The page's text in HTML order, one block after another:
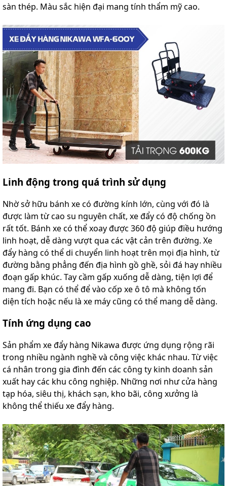
sàn thép. Màu sắc hiện đại mang tính thẩm mỹ cao.
Linh động trong quá trình sử dụng
Nhờ sở hữu bánh xe có đường kính lớn, cùng với đó là
được làm từ cao su nguyên chất, xe đẩy có độ chống ồn
rất tốt. Bánh xe có thể xoay được 360 độ giúp điều hướng
linh hoạt, dễ dàng vượt qua các vật cản trên đường. Xe
đẩy hàng có thể di chuyển linh hoạt trên mọi địa hình, từ
đường bằng phẳng đến địa hình gồ ghề, sỏi đá hay nhiều
đoạn gấp khúc. Tay cầm gấp xuống dễ dàng, tiện lợi để
mang đi. Bạn có thể để vào cốp xe ô tô mà không tốn
diện tích hoặc nếu là xe máy cũng có thể mang dễ dàng.
Tính ứng dụng cao
Sản phẩm xe đẩy hàng Nikawa được ứng dụng rộng rãi
trong nhiều ngành nghề và công việc khác nhau. Từ việc
cá nhân trong gia đình đến các công ty kinh doanh sản
xuất hay các khu công nghiệp. Những nơi như cửa hàng
tạp hóa, siêu thị, khách sạn, kho bãi, công xưởng là
không thể thiếu xe đẩy hàng.